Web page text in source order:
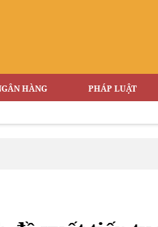
HÀNG PHÁP LUẬT